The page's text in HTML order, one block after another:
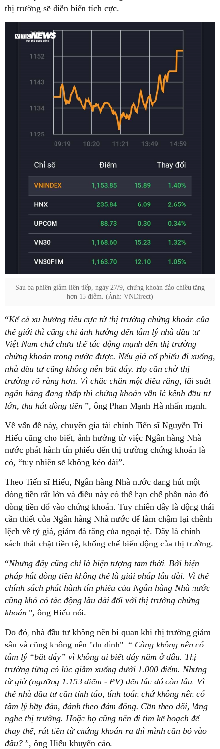
thị trường sẽ diễn biến tích cực.
Sau ba phiên giảm liên tiếp, ngày 27/9, chứng khoán đảo chiều tăng
hơn 15 điểm. (Ảnh: VNDirect)
“Kể cả xu hướng tiêu cực từ thị trường chứng khoán của
thế giới thì cũng chỉ ảnh hưởng đến tâm lý nhà đầu tư
Việt Nam chứ chưa thể tác động mạnh đến thị trường
chứng khoán trong nước được. Nếu giá cổ phiếu đi xuống,
nhà đầu tư cũng không nên bắt đáy. Họ cần chờ thị
trường rõ ràng hơn. Vì chắc chắn một điều rằng, lãi suất
ngân hàng đang thấp thì chứng khoán vẫn là kênh đầu tư
lớn, thu hút dòng tiền ”, ông Phan Mạnh Hà nhấn mạnh.
Về vấn đề này, chuyên gia tài chính Tiến sĩ Nguyễn Trí
Hiếu cũng cho biết, ảnh hưởng từ việc Ngân hàng Nhà
nước phát hành tín phiếu đến thị trường chứng khoán là
có, “tuy nhiên sẽ không kéo dài”.
Theo Tiến sĩ Hiếu, Ngân hàng Nhà nước đang hút một
dòng tiền rất lớn và điều này có thể hạn chế phần nào đó
dòng tiền đổ vào chứng khoán. Tuy nhiên đây là động thái
cần thiết của Ngân hàng Nhà nước để làm chậm lại chênh
lệch về tỷ giá, giảm đà tăng của ngoại tệ. Đây là chính
sách thắt chặt tiền tệ, khống chế biến động của thị trường.
“Nhưng đây cũng chỉ là hiện tượng tạm thời. Bởi biện
pháp hút dòng tiền không thể là giải pháp lâu dài. Vì thế
chính sách phát hành tín phiếu của Ngân hàng Nhà nước
cũng khó có tác động lâu dài đối với thị trường chứng
khoán ", ông Hiếu nói.
Do đó, nhà đầu tư không nên bi quan khi thị trường giảm
sâu và cũng không nên "đu đỉnh". “ Càng không nên có
tâm lý “bắt đáy” vì không ai biết đáy nằm ở đâu. Thị
trường từng có lúc giảm xuống dưới 1.000 điểm. Nhưng
từ giờ (ngưỡng 1.153 điểm - PV) đến lúc đó còn lâu. Vì
thế nhà đầu tư cần tỉnh táo, tính toán chứ không nên có
tâm lý bầy đàn, đánh theo đám đông. Cần theo dõi, lắng
nghe thị trường. Hoặc họ cũng nên đi tìm kế hoạch để
thay thế, rút tiền từ chứng khoán ra thì mình cần bỏ vào
đâu? ”, ông Hiếu khuyến cáo.